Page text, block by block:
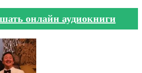
онлайн аудиокниги